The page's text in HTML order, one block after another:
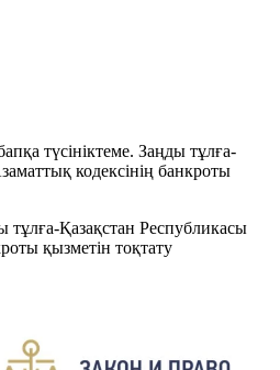
түсініктеме. Заңды тұлға-
кодексінің банкроты
тұлға-Қазақстан Республикасы
қызметін тоқтату